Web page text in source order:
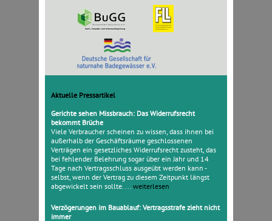
Aktuelle Pressartikel
Gerichte sehen Missbrauch: Das Widerrufsrecht
bekommt Brüche
Viele Verbraucher scheinen zu wissen, dass ihnen bei
außerhalb der Geschäftsräume geschlossenen
Verträgen ein gesetzliches Widerrufsrecht zusteht, das
bei fehlender Belehrung sogar über ein Jahr und 14
Tage nach Vertragsschluss ausgeübt werden kann -
selbst, wenn der Vertrag zu diesem Zeitpunkt längst
abgewickelt sein sollte. ... weiterlesen
Verzögerungen im Bauablauf: Vertragsstrafe zieht nicht
immer